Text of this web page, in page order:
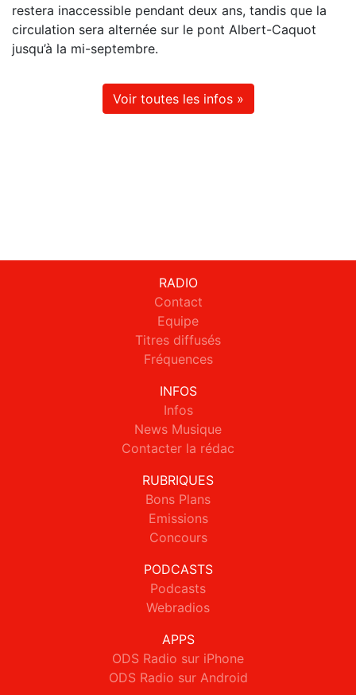
restera inaccessible pendant deux ans, tandis que la
circulation sera alternée sur le pont Albert-Caquot
jusqu’à la mi-septembre.
Voir toutes les infos »
RADIO
Contact
Equipe
Titres diffusés
Fréquences
INFOS
Infos
News Musique
Contacter la rédac
RUBRIQUES
Bons Plans
Emissions
Concours
PODCASTS
Podcasts
Webradios
APPS
ODS Radio sur iPhone
ODS Radio sur Android